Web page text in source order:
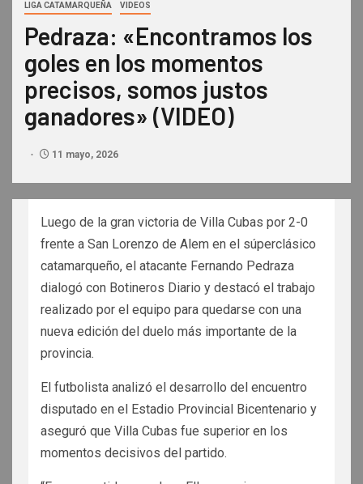
LIGA CATAMARQUEÑA VIDEOS
Pedraza: «Encontramos los
goles en los momentos
precisos, somos justos
ganadores» (VIDEO)
11 mayo, 2026
Luego de la gran victoria de Villa Cubas por 2-0
frente a San Lorenzo de Alem en el súperclásico
catamarqueño, el atacante Fernando Pedraza
dialogó con Botineros Diario y destacó el trabajo
realizado por el equipo para quedarse con una
nueva edición del duelo más importante de la
provincia.
El futbolista analizó el desarrollo del encuentro
disputado en el Estadio Provincial Bicentenario y
aseguró que Villa Cubas fue superior en los
momentos decisivos del partido.